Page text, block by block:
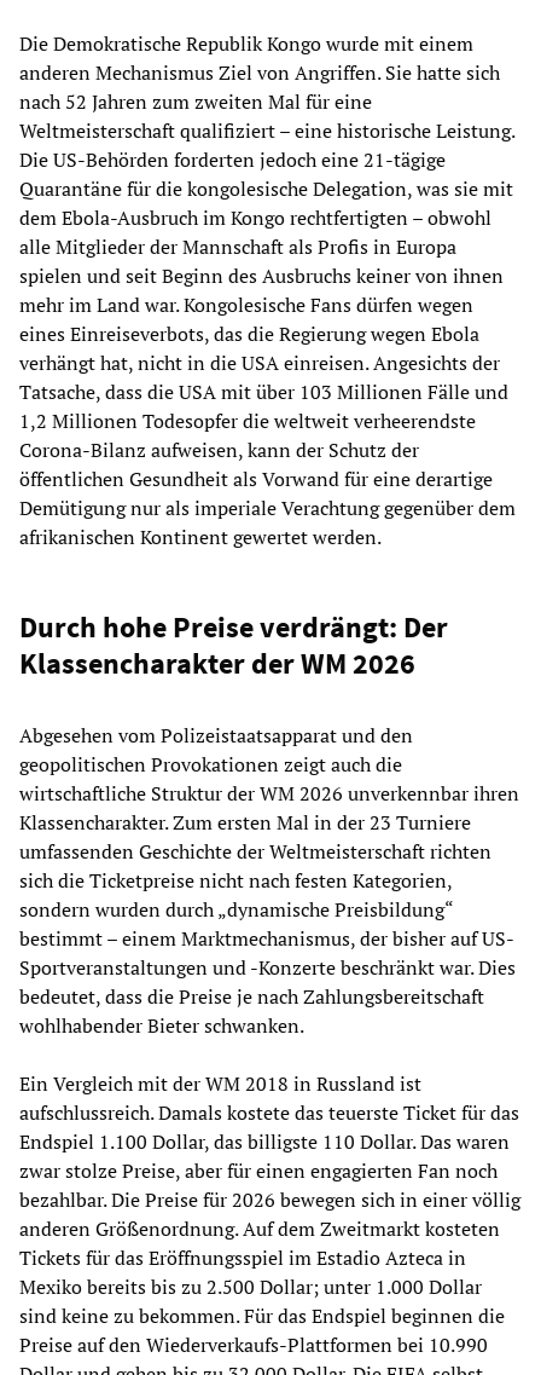
Die Demokratische Republik Kongo wurde mit einem
anderen Mechanismus Ziel von Angriffen. Sie hatte sich
nach 52 Jahren zum zweiten Mal für eine
Weltmeisterschaft qualifiziert – eine historische Leistung.
Die US-Behörden forderten jedoch eine 21-tägige
Quarantäne für die kongolesische Delegation, was sie mit
dem Ebola-Ausbruch im Kongo rechtfertigten – obwohl
alle Mitglieder der Mannschaft als Profis in Europa
spielen und seit Beginn des Ausbruchs keiner von ihnen
mehr im Land war. Kongolesische Fans dürfen wegen
eines Einreiseverbots, das die Regierung wegen Ebola
verhängt hat, nicht in die USA einreisen. Angesichts der
Tatsache, dass die USA mit über 103 Millionen Fälle und
1,2 Millionen Todesopfer die weltweit verheerendste
Corona-Bilanz aufweisen, kann der Schutz der
öffentlichen Gesundheit als Vorwand für eine derartige
Demütigung nur als imperiale Verachtung gegenüber dem
afrikanischen Kontinent gewertet werden.
Durch hohe Preise verdrängt: Der
Klassencharakter der WM 2026
Abgesehen vom Polizeistaatsapparat und den
geopolitischen Provokationen zeigt auch die
wirtschaftliche Struktur der WM 2026 unverkennbar ihren
Klassencharakter. Zum ersten Mal in der 23 Turniere
umfassenden Geschichte der Weltmeisterschaft richten
sich die Ticketpreise nicht nach festen Kategorien,
sondern wurden durch „dynamische Preisbildung“
bestimmt – einem Marktmechanismus, der bisher auf US-
Sportveranstaltungen und -Konzerte beschränkt war. Dies
bedeutet, dass die Preise je nach Zahlungsbereitschaft
wohlhabender Bieter schwanken.
Ein Vergleich mit der WM 2018 in Russland ist
aufschlussreich. Damals kostete das teuerste Ticket für das
Endspiel 1.100 Dollar, das billigste 110 Dollar. Das waren
zwar stolze Preise, aber für einen engagierten Fan noch
bezahlbar. Die Preise für 2026 bewegen sich in einer völlig
anderen Größenordnung. Auf dem Zweitmarkt kosteten
Tickets für das Eröffnungsspiel im Estadio Azteca in
Mexiko bereits bis zu 2.500 Dollar; unter 1.000 Dollar
sind keine zu bekommen. Für das Endspiel beginnen die
Preise auf den Wiederverkaufs-Plattformen bei 10.990